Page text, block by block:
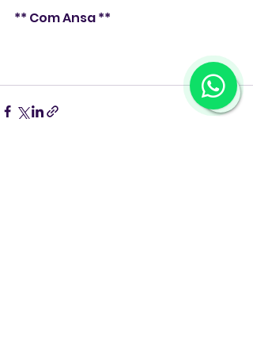
** Com Ansa **
1